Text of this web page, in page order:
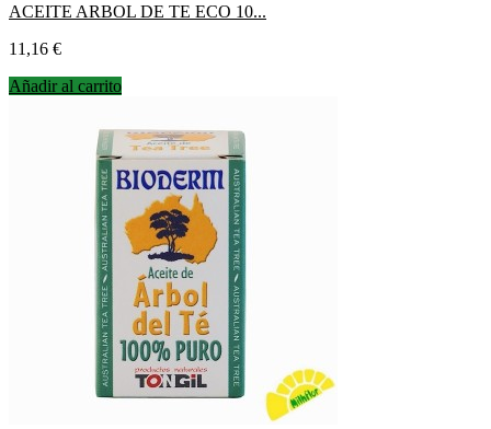
ACEITE ARBOL DE TE ECO 10...
Precio
11,16 €
Añadir al carrito